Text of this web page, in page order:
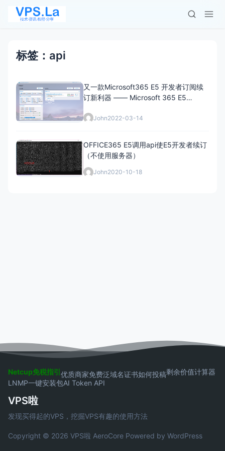
标签：api
又一款Microsoft365 E5 开发者订阅续
订新利器 —— Microsoft 365 E5
John2022-03-14
OFFICE365 E5调用api使E5开发者续订
（不使用服务器）
John2020-10-18
Netcup免税指引优质商家免费泛域名证书如何投稿剩余价值计算器
LNMP一键安装包AI Token API
VPS啦
发现买得起的VPS，挖掘VPS有趣的使用方法
Copyright © 2026 VPS啦 AeroCore Powered by WordPress